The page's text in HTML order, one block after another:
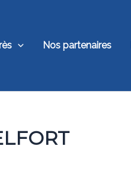
Nos partenaires